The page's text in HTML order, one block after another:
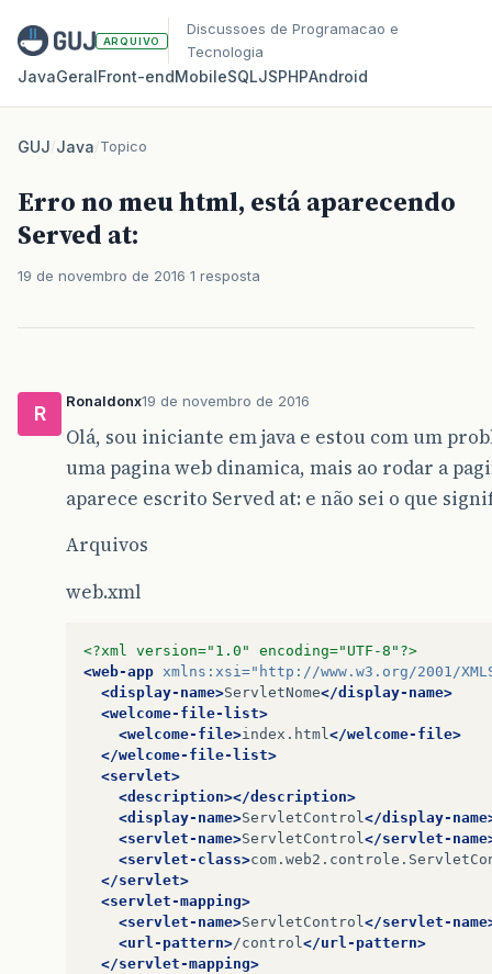
ARQUIVO
Discussoes de Programacao e
Tecnologia
JavaGeralFront‑endMobileSQLJSPHPAndroid
GUJ/Java/Topico
Erro no meu html, está aparecendo
Served at:
19 de novembro de 2016 1 resposta
R
Ronaldonx19 de novembro de 2016
Olá, sou iniciante em java e estou com um
uma pagina web dinamica, mais ao rodar a
aparece escrito Served at: e não sei o que
Arquivos
web.xml
<?xml version="1.0" encoding="UTF-8"?>
<web-app xmlns:xsi="http://www.w3.org/2001/
<display-name>ServletNome</display-name>
<welcome-file-list>
<welcome-file>index.html</welcome-file>
</welcome-file-list>
<servlet>
<description></description>
<display-name>ServletControl</display-
<servlet-name>ServletControl</servlet-
<servlet-class>
</servlet>
<servlet-mapping>
<servlet-name>ServletControl</servlet-
<url-pattern>/control</url-pattern>
</servlet-mapping>